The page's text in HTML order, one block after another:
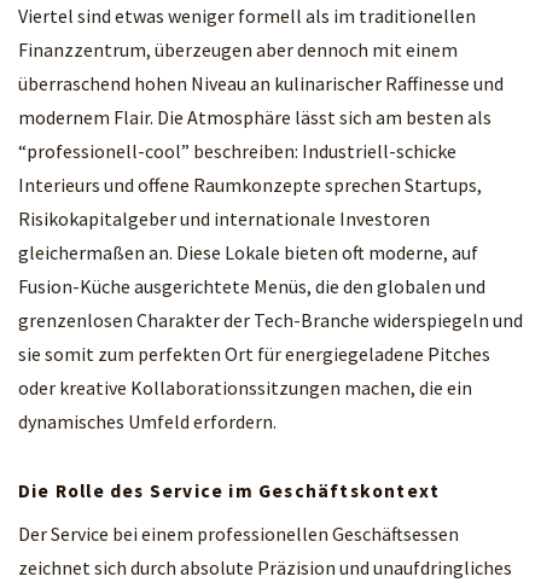
Viertel sind etwas weniger formell als im traditionellen
Finanzzentrum, überzeugen aber dennoch mit einem
überraschend hohen Niveau an kulinarischer Raffinesse und
modernem Flair. Die Atmosphäre lässt sich am besten als
“professionell-cool” beschreiben: Industriell-schicke
Interieurs und offene Raumkonzepte sprechen Startups,
Risikokapitalgeber und internationale Investoren
gleichermaßen an. Diese Lokale bieten oft moderne, auf
Fusion-Küche ausgerichtete Menüs, die den globalen und
grenzenlosen Charakter der Tech-Branche widerspiegeln und
sie somit zum perfekten Ort für energiegeladene Pitches
oder kreative Kollaborationssitzungen machen, die ein
dynamisches Umfeld erfordern.
Die Rolle des Service im Geschäftskontext
Der Service bei einem professionellen Geschäftsessen
zeichnet sich durch absolute Präzision und unaufdringliches